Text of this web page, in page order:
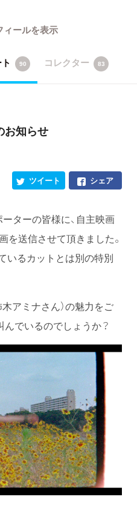
ィールを表示
90 コレクター 83
お知らせ
シェア
ツイート
ーターの皆様に、自主映画
を送信させて頂きました。
いるカットとは別の特別
アミナさん）の魅力をご
でいるのでしょうか？